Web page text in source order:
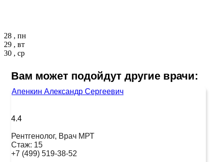
28 , пн
29 , вт
30 , ср
Вам может подойдут другие врачи:
Апенкин Александр Сергеевич
4.4
Рентгенолог, Врач МРТ
Стаж: 15
+7 (499) 519-38-52